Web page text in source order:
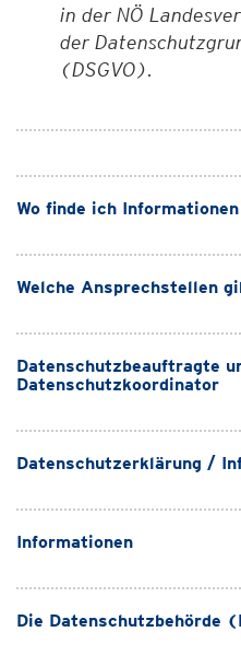
in der NÖ
der
(DSGVO).
Wo finde ich
Welche Ansprechstellen
Datenschutzbeauftragte
Datenschutzkoordinator
Datenschutzerklärung /
Informationen
Die Datenschutzbehörde